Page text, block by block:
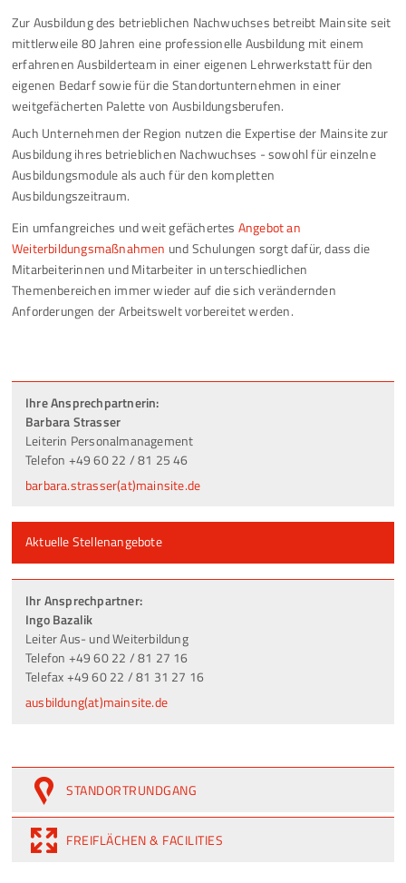
Zur Ausbildung des betrieblichen Nachwuchses betreibt Mainsite seit
mittlerweile 80 Jahren eine professionelle Ausbildung mit einem
erfahrenen Ausbilderteam in einer eigenen Lehrwerkstatt für den
eigenen Bedarf sowie für die Standortunternehmen in einer
weitgefächerten Palette von Ausbildungsberufen.
Auch Unternehmen der Region nutzen die Expertise der Mainsite zur
Ausbildung ihres betrieblichen Nachwuchses - sowohl für einzelne
Ausbildungsmodule als auch für den kompletten
Ausbildungszeitraum.
Ein umfangreiches und weit gefächertes Angebot an
Weiterbildungsmaßnahmen und Schulungen sorgt dafür, dass die
Mitarbeiterinnen und Mitarbeiter in unterschiedlichen
Themenbereichen immer wieder auf die sich verändernden
Anforderungen der Arbeitswelt vorbereitet werden.
Ihre Ansprechpartnerin:
Barbara Strasser
Leiterin Personalmanagement
Telefon +49 60 22 / 81 25 46
barbara.strasser(at)mainsite.de
Aktuelle Stellenangebote
Ihr Ansprechpartner:
Ingo Bazalik
Leiter Aus- und Weiterbildung
Telefon +49 60 22 / 81 27 16
Telefax +49 60 22 / 81 31 27 16
ausbildung(at)mainsite.de
STANDORTRUNDGANG
FREIFLÄCHEN & FACILITIES